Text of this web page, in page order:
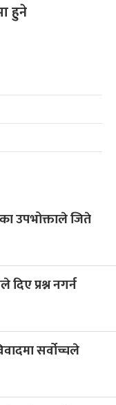
हुने
उपभोक्ताले जिते
दिए प्रश्न नगर्न
सर्वोच्चले